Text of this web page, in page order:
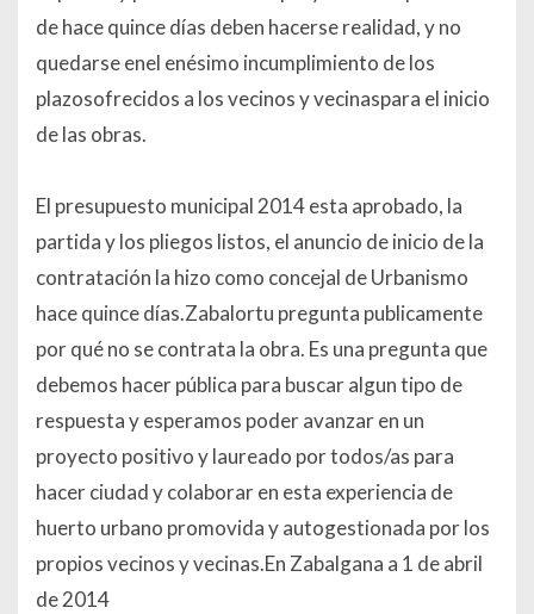
de hace quince días deben hacerse realidad, y no
quedarse enel enésimo incumplimiento de los
plazosofrecidos a los vecinos y vecinaspara el inicio
de las obras.
El presupuesto municipal 2014 esta aprobado, la
partida y los pliegos listos, el anuncio de inicio de la
contratación la hizo como concejal de Urbanismo
hace quince días.Zabalortu pregunta publicamente
por qué no se contrata la obra. Es una pregunta que
debemos hacer pública para buscar algun tipo de
respuesta y esperamos poder avanzar en un
proyecto positivo y laureado por todos/as para
hacer ciudad y colaborar en esta experiencia de
huerto urbano promovida y autogestionada por los
propios vecinos y vecinas.En Zabalgana a 1 de abril
de 2014